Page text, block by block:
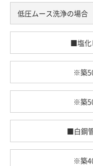
低圧ムース洗浄の場合
■塩化
※築50
※築50
■白鋼
※築40